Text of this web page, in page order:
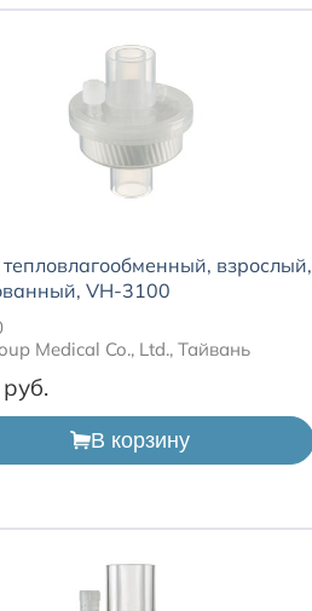
взрослый,
VH-3100
Medical Co., Ltd., Тайвань
В корзину